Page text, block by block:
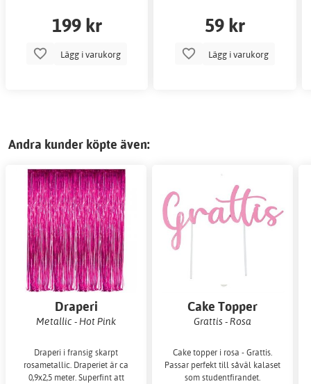
199 kr
Lägg i varukorg
59 kr
Lägg i varukorg
Andra kunder köpte även:
Draperi
Metallic - Hot Pink
Draperi i fransig skarpt
rosametallic. Draperiet är ca
0,9x2,5 meter. Superfint att
Cake Topper
Grattis - Rosa
Cake topper i rosa - Grattis.
Passar perfekt till såväl kalaset
som studentfirandet.